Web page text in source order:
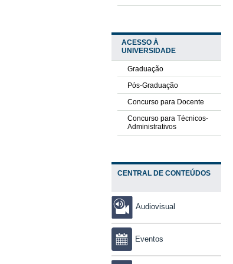
ACESSO À
UNIVERSIDADE
Graduação
Pós-Graduação
Concurso para Docente
Concurso para Técnicos-
Administrativos
CENTRAL DE CONTEÚDOS
Audiovisual
Eventos